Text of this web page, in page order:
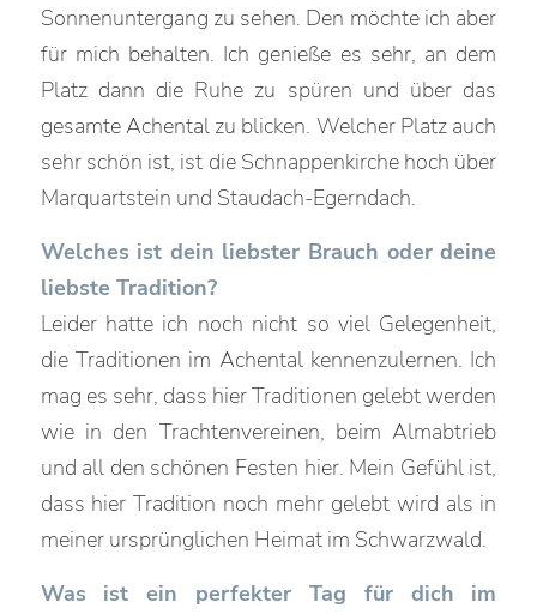
Sonnenuntergang zu sehen. Den möchte ich aber
für mich behalten. Ich genieße es sehr, an dem
Platz dann die Ruhe zu spüren und über das
gesamte Achental zu blicken. Welcher Platz auch
sehr schön ist, ist die Schnappenkirche hoch über
Marquartstein und Staudach-Egerndach.
Welches ist dein liebster Brauch oder deine
liebste Tradition?
Leider hatte ich noch nicht so viel Gelegenheit,
die Traditionen im Achental kennenzulernen. Ich
mag es sehr, dass hier Traditionen gelebt werden
wie in den Trachtenvereinen, beim Almabtrieb
und all den schönen Festen hier. Mein Gefühl ist,
dass hier Tradition noch mehr gelebt wird als in
meiner ursprünglichen Heimat im Schwarzwald.
Was ist ein perfekter Tag für dich im